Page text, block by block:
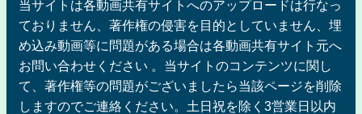
当サイトは各動画共有サイトへのアップロードは行なっ
ておりません、著作権の侵害を目的としていません、埋
め込み動画等に問題がある場合は各動画共有サイト元へ
お問い合わせください 。当サイトのコンテンツに関し
て、著作権等の問題がございましたら当該ページを削除
しますのでご連絡ください。土日祝を除く3営業日以内